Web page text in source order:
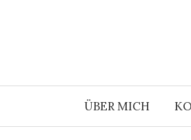
ÜBER MICH